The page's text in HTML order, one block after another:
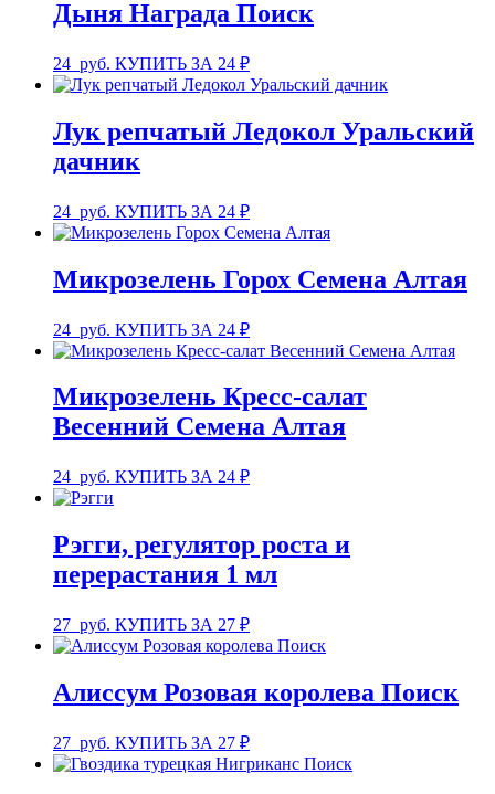
Дыня Награда Поиск
24 руб. КУПИТЬ ЗА 24 ₽
Лук репчатый Ледокол Уральский
дачник
24 руб. КУПИТЬ ЗА 24 ₽
Микрозелень Горох Семена Алтая
24 руб. КУПИТЬ ЗА 24 ₽
Микрозелень Кресс-салат
Весенний Семена Алтая
24 руб. КУПИТЬ ЗА 24 ₽
Рэгги, регулятор роста и
перерастания 1 мл
27 руб. КУПИТЬ ЗА 27 ₽
Алиссум Розовая королева Поиск
27 руб. КУПИТЬ ЗА 27 ₽